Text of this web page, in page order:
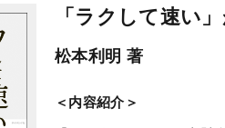
「ラクして速い
松本利明 著
＜内容紹介＞